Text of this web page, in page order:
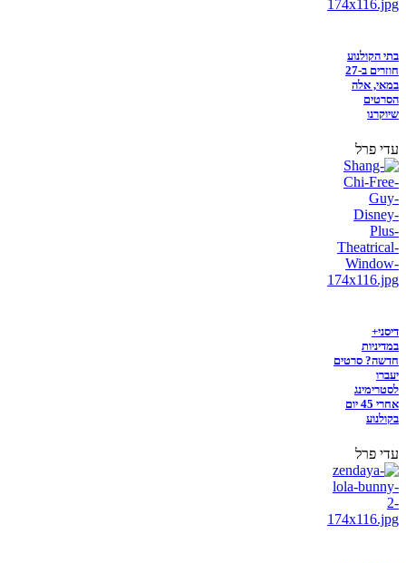
בתי הקולנוע
חוזרים ב-27
במאי, אלה
הסרטים
שיוקרנו
עדי פרל
דיסני+
במדיניות
חדשה? סרטים
יעברו
לסטרימינג
אחרי 45 יום
בקולנוע
עדי פרל